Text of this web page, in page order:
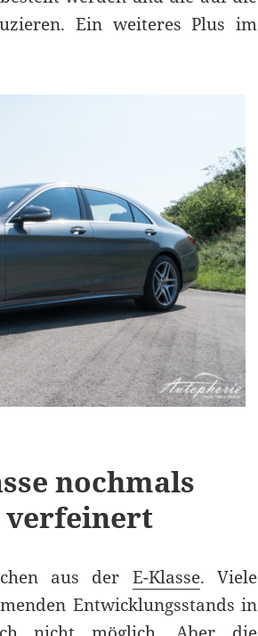
Ein weiteres Plus im
nochmals
verfeinert
aus der E-Klasse. Viele
Entwicklungsstands in